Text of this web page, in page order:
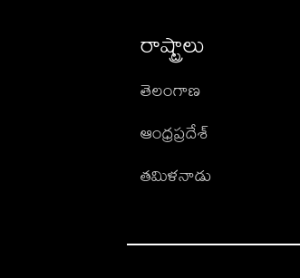
రాష్ట్రాలు
తెలంగాణ
ఆంధ్రప్రదేశ్
తమిళనాడు